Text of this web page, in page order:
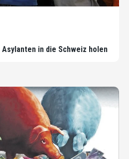
in die Schweiz holen